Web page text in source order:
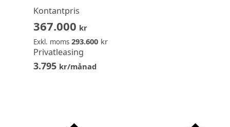
Kontantpris
367.000 kr
Exkl. moms 293.600kr
Privatleasing
3.795kr/månad